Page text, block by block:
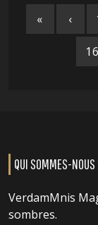
« ‹
16
QUI SOMMES-
VerdamMnis
sombres.